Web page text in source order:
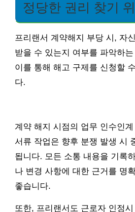
정당한 권리 찾기
프리랜서 계약해지 부당 시, 자
받을 수 있는지 여부를 파악하
이를 통해 해고 구제를 신청할
다.
계약 해지 시점의 업무 인수인
서류 작업은 향후 분쟁 발생 시
됩니다. 모든 소통 내용을 기록
나 변경 사항에 대한 근거를 명
좋습니다.
또한, 프리랜서도 근로자 인정